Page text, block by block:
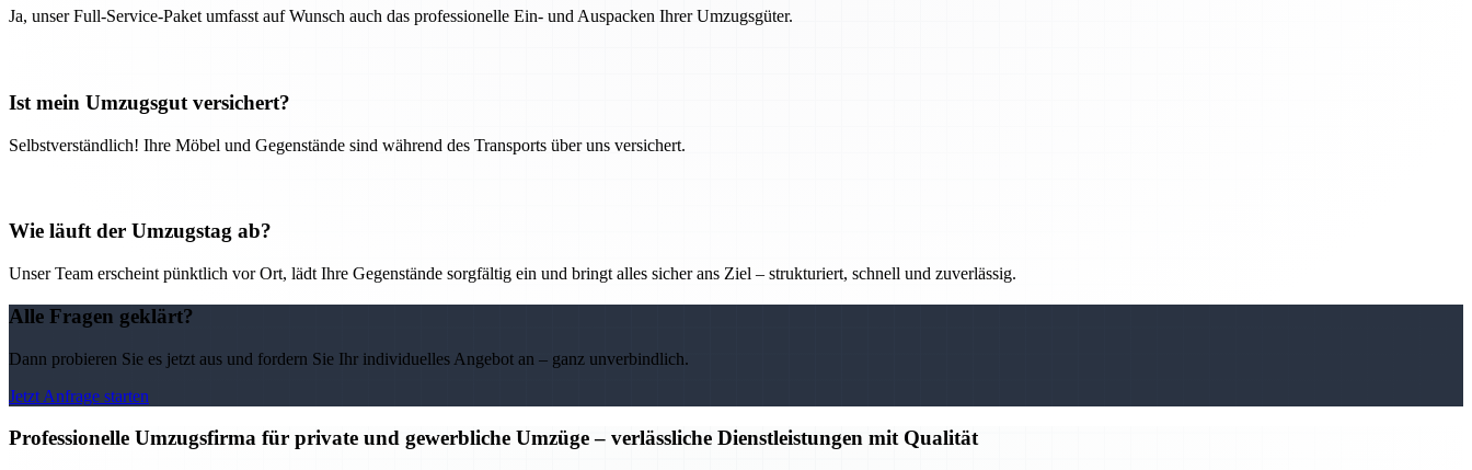
Ja, unser Full-Service-Paket umfasst auf Wunsch auch das professionelle Ein- und Auspacken Ihrer Umzugsgüter.
Ist mein Umzugsgut versichert?
Selbstverständlich! Ihre Möbel und Gegenstände sind während des Transports über uns versichert.
Wie läuft der Umzugstag ab?
Unser Team erscheint pünktlich vor Ort, lädt Ihre Gegenstände sorgfältig ein und bringt alles sicher ans Ziel – strukturiert, schnell und zuverlässig.
Alle Fragen geklärt?
Dann probieren Sie es jetzt aus und fordern Sie Ihr individuelles Angebot an – ganz unverbindlich.
Jetzt Anfrage starten
Professionelle Umzugsfirma für private und gewerbliche Umzüge – verlässliche Dienstleistungen mit Qualität